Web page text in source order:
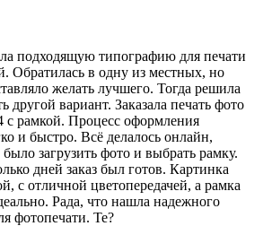
подходящую типографию для печати
Обратилась в одну из местных, но
желать лучшего. Тогда решила
другой вариант. Заказала печать фото
с рамкой. Процесс оформления
и быстро. Всё делалось онлайн,
было загрузить фото и выбрать рамку.
дней заказ был готов. Картинка
с отличной цветопередачей, а рамка
Рада, что нашла надежного
фотопечати. Те?